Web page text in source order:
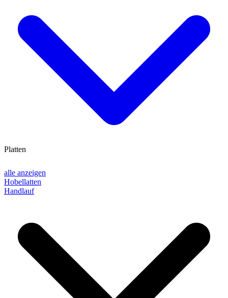
alle anzeigen
Hobellatten
Handlauf
Platten